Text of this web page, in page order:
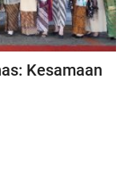
Kesamaan